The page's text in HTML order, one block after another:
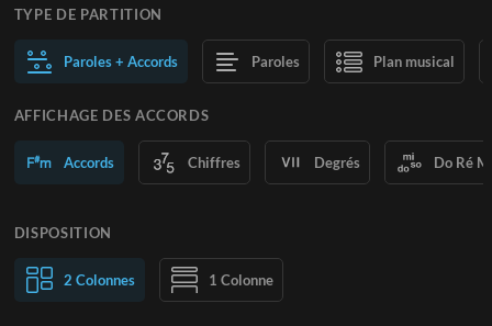
TYPE DE PARTITION
Paroles + Accords Paroles Plan musical
AFFICHAGE DES ACCORDS
Accords Chiffres Degrés Do Ré
DISPOSITION
2 Colonnes 1 Colonne